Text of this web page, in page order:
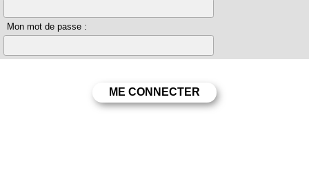
Mon mot de passe :